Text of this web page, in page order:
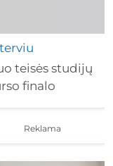
teisės studijų
finalo
Reklama